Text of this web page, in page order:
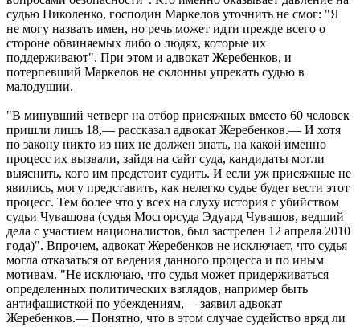
судью Николенко, господин Маркелов уточнить не смог: "Я
не могу назвать имен, но речь может идти прежде всего о
стороне обвиняемых либо о людях, которые их
поддерживают". При этом и адвокат Жеребенков, и
потерпевший Маркелов не склонны упрекать судью в
малодушии.
"В минувший четверг на отбор присяжных вместо 60 человек
пришли лишь 18,— рассказал адвокат Жеребенков.— И хотя
по закону никто из них не должен знать, на какой именно
процесс их вызвали, зайдя на сайт суда, кандидаты могли
выяснить, кого им предстоит судить. И если уж присяжные не
явились, могу представить, как нелегко судье будет вести этот
процесс. Тем более что у всех на слуху история с убийством
судьи Чувашова (судья Мосгорсуда Эдуард Чувашов, ведший
дела с участием националистов, был застрелен 12 апреля 2010
года)". Впрочем, адвокат Жеребенков не исключает, что судья
могла отказаться от ведения данного процесса и по иным
мотивам. "Не исключаю, что судья может придерживаться
определенных политических взглядов, например быть
антифашисткой по убеждениям,— заявил адвокат
Жеребенков.— Понятно, что в этом случае судейство вряд ли